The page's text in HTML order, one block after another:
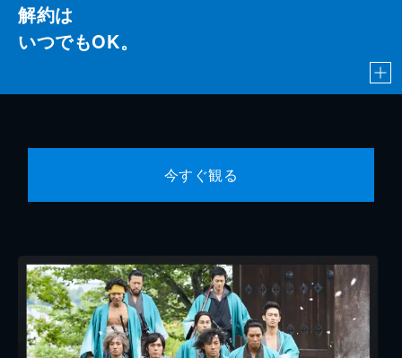
解約は
いつでもOK。
今すぐ観る